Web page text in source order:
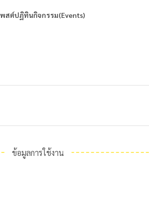
สต์ปฏิทินกิจกรรม(Events)
ข้อมูลการใช้งาน